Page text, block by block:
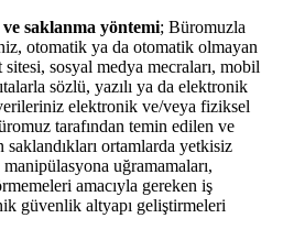
saklanma yöntemi; Büromuzla
otomatik ya da otomatik olmayan
sosyal medya mecraları, mobil
sözlü, yazılı ya da elektronik
elektronik ve/veya fiziksel
tarafından temin edilen ve
ortamlarda yetkisiz
uğramamaları,
amacıyla gereken iş
güvenlik altyapı geliştirmeleri